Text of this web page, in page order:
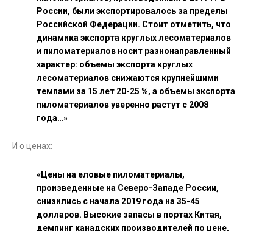
России, были экспортировалось за пределы
Российской Федерации. Стоит отметить, что
динамика экспорта круглых лесоматериалов
и пиломатериалов носит разнонаправленный
характер: объемы экспорта круглых
лесоматериалов снижаются крупнейшими
темпами за 15 лет 20-25 %, а объемы экспорта
пиломатериалов уверенно растут с 2008
года…»
И о ценах:
«Цены на еловые пиломатериалы,
произведенные на Северо-Западе России,
снизились с начала 2019 года на 35-45
долларов. Высокие запасы в портах Китая,
демпинг канадских производителей по цене,